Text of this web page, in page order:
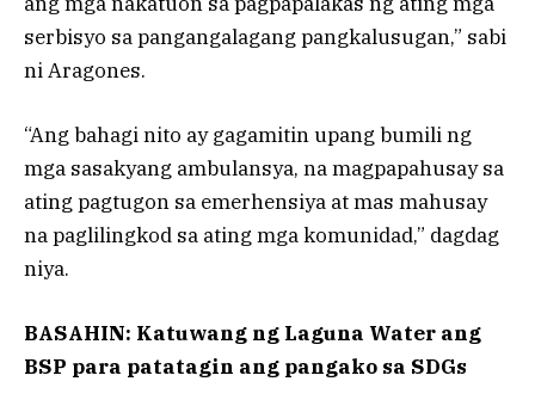
serbisyo sa pangangalagang pangkalusugan,” sabi
ni Aragones.
“Ang bahagi nito ay gagamitin upang bumili ng
mga sasakyang ambulansya, na magpapahusay sa
ating pagtugon sa emerhensiya at mas mahusay
na paglilingkod sa ating mga komunidad,” dagdag
niya.
BASAHIN: Katuwang ng Laguna Water ang
BSP para patatagin ang pangako sa SDGs